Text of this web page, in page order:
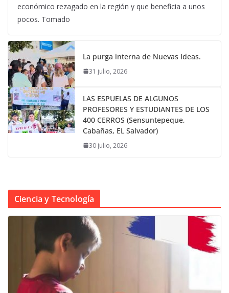
económico rezagado en la región y que beneficia a unos
pocos. Tomado
La purga interna de Nuevas Ideas.
31 julio, 2026
LAS ESPUELAS DE ALGUNOS
PROFESORES Y ESTUDIANTES DE LOS
400 CERROS (Sensuntepeque,
Cabañas, EL Salvador)
30 julio, 2026
Ciencia y Tecnología